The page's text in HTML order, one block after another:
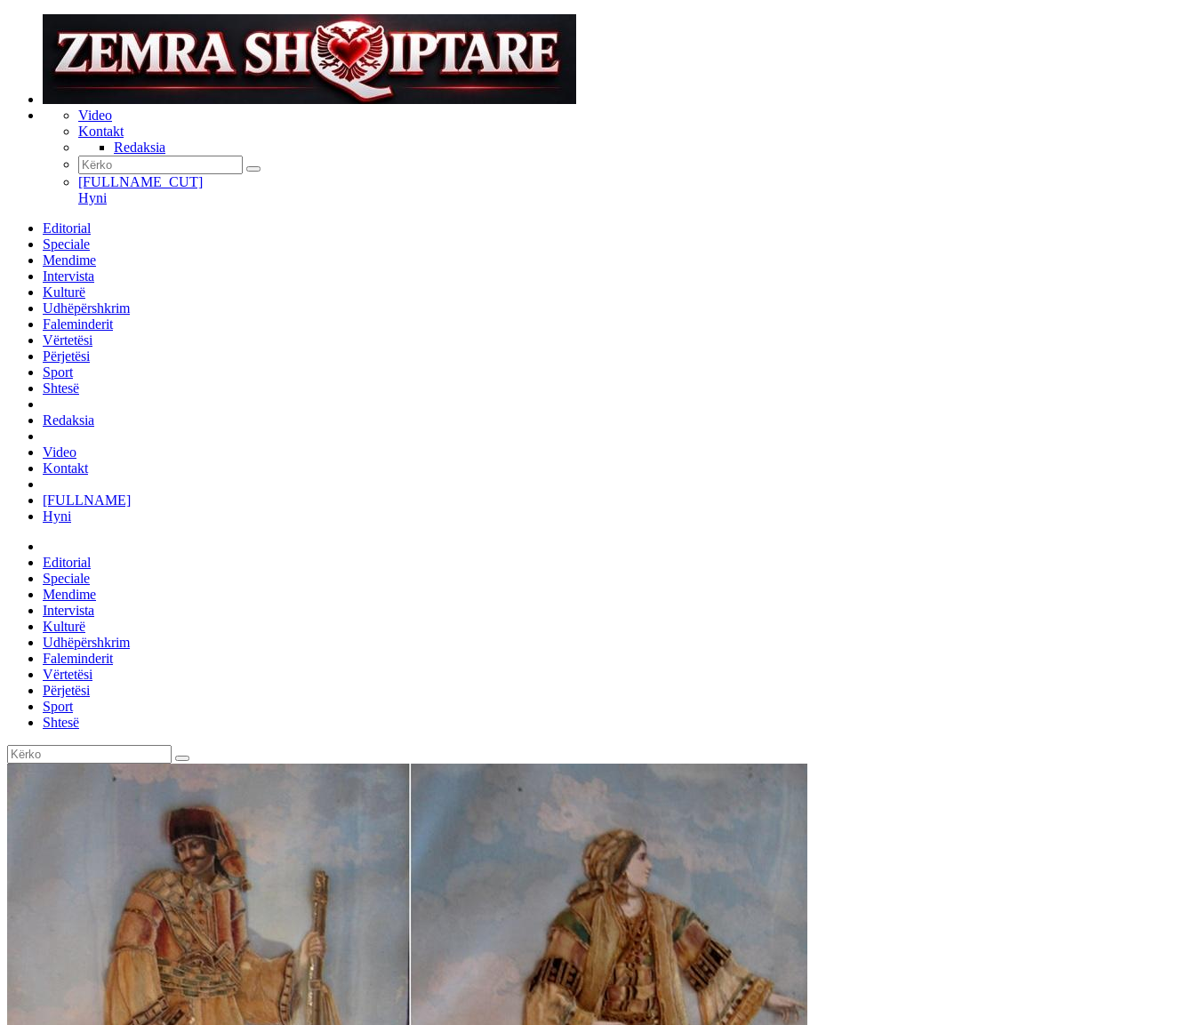
Video
Kontakt
Redaksia
[FULLNAME_CUT]
Hyni
Editorial
Speciale
Mendime
Intervista
Kulturë
Udhëpërshkrim
Faleminderit
Vërtetësi
Përjetësi
Sport
Shtesë
Redaksia
Video
Kontakt
[FULLNAME]
Hyni
Editorial
Speciale
Mendime
Intervista
Kulturë
Udhëpërshkrim
Faleminderit
Vërtetësi
Përjetësi
Sport
Shtesë